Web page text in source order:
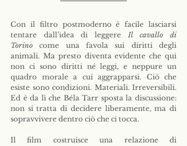
Con il filtro postmoderno è facile lasciarsi
tentare dall’idea di leggere Il cavallo di
Torino come una favola sui diritti degli
animali. Ma presto diventa evidente che qui
non ci sono diritti né leggi, e neppure un
quadro morale a cui aggrapparsi. Ciò che
esiste sono condizioni. Materiali. Irreversibili.
Ed è da lì che Béla Tarr sposta la discussione:
non si tratta di decidere liberamente, ma di
sopravvivere dentro ciò che ci tocca.
Il film costruisce una relazione di